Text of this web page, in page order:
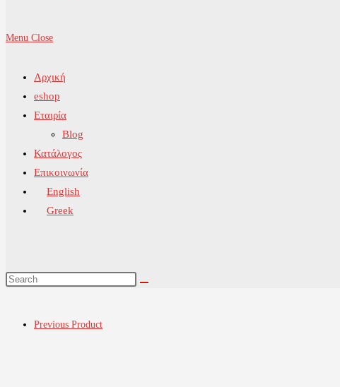
Menu Close
Αρχική
eshop
Εταιρία
Blog
Κατάλογος
Επικοινωνία
English
Greek
Previous Product